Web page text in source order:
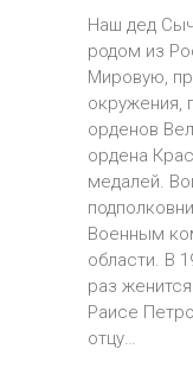
Наш дед
родом из
Мировую,
окружения,
орденов
ордена
медалей.
Военным
области. В
раз
Раисе
отцу…